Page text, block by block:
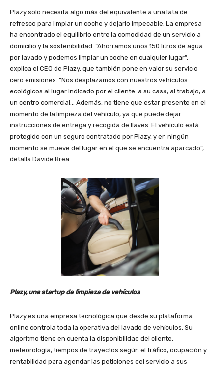
Plazy solo necesita algo más del equivalente a una lata de
refresco para limpiar un coche y dejarlo impecable. La empresa
ha encontrado el equilibrio entre la comodidad de un servicio a
domicilio y la sostenibilidad. “Ahorramos unos 150 litros de agua
por lavado y podemos limpiar un coche en cualquier lugar”,
explica el CEO de Plazy, que también pone en valor su servicio
cero emisiones. “Nos desplazamos con nuestros vehículos
ecológicos al lugar indicado por el cliente: a su casa, al trabajo, a
un centro comercial… Además, no tiene que estar presente en el
momento de la limpieza del vehículo, ya que puede dejar
instrucciones de entrega y recogida de llaves. El vehículo está
protegido con un seguro contratado por Plazy, y en ningún
momento se mueve del lugar en el que se encuentra aparcado”,
detalla Davide Brea.
Plazy, una startup de limpieza de vehículos
Plazy es una empresa tecnológica que desde su plataforma
online controla toda la operativa del lavado de vehículos. Su
algoritmo tiene en cuenta la disponibilidad del cliente,
meteorología, tiempos de trayectos según el tráfico, ocupación y
rentabilidad para agendar las peticiones del servicio a sus